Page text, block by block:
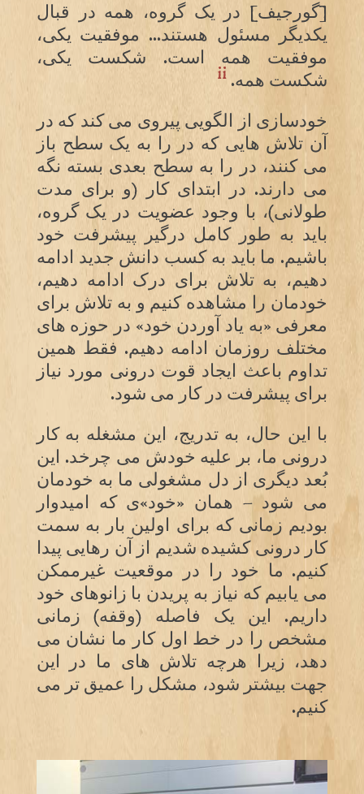
[گورجیف] در یک گروه، همه در قبال
یکدیگر مسئول هستند… موفقیت یکی،
موفقیت همه است. شکست یکی،
شکست همه. ii
خودسازی از الگویی پیروی می کند که در
آن تلاش هایی که در را به یک سطح باز
می کنند، در را به سطح بعدی بسته نگه
می دارند. در ابتدای کار (و برای مدت
طولانی)، با وجود عضویت در یک گروه،
باید به طور کامل درگیر پیشرفت خود
باشیم. ما باید به کسب دانش جدید ادامه
دهیم، به تلاش برای درک ادامه دهیم،
خودمان را مشاهده کنیم و به تلاش برای
معرفی «به یاد آوردن خود» در حوزه های
مختلف روزمان ادامه دهیم. فقط همین
تداوم باعث ایجاد قوت درونی مورد نیاز
برای پیشرفت در کار می شود.
با این حال، به تدریج، این مشغله به کار
درونی ما، بر علیه خودش می چرخد. این
بُعد دیگری از دل مشغولی ما به خودمان
می شود – همان «خود»ی که امیدوار
بودیم زمانی که برای اولین بار به سمت
کار درونی کشیده شدیم از آن رهایی پیدا
کنیم. ما خود را در موقعیت غیرممکن
می یابیم که نیاز به پریدن با زانوهای خود
داریم. این یک فاصله (وقفه) زمانی
مشخص را در خط اول کار ما نشان می
دهد، زیرا هرچه تلاش های ما در این
جهت بیشتر شود، مشکل را عمیق تر می
کنیم.